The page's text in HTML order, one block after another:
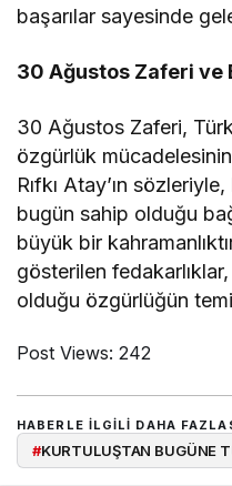
başarılar sayesinde
30 Ağustos Zaferi ve
30 Ağustos Zaferi, Türk
özgürlük
Rıfkı Atay’ın
bugün sahip olduğu
büyük bir
gösterilen
olduğu özgürlüğün
Post Views: 242
HABERLE ILGILI DAHA
#KURTULUŞTAN BUGÜNE